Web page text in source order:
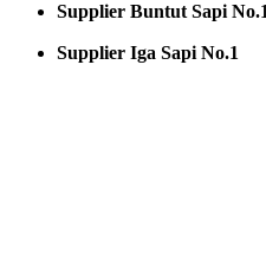
Supplier Buntut Sapi
Supplier Iga Sapi No.1